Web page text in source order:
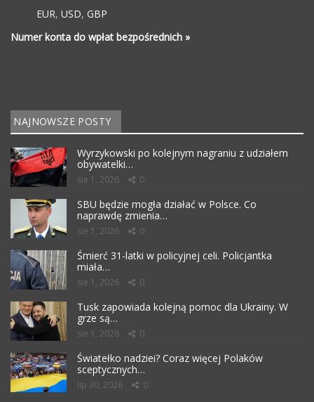
EUR, USD, GBP
Numer konta do wpłat bezpośrednich »
NAJNOWSZE POSTY
Wyrzykowski po kolejnym nagraniu z udziałem
obywatelki…
sie 1, 2026 0
SBU będzie mogła działać w Polsce. Co
naprawdę zmienia…
sie 1, 2026 0
Śmierć 31-latki w policyjnej celi. Policjantka
miała…
sie 1, 2026 0
Tusk zapowiada kolejną pomoc dla Ukrainy. W
grze są…
sie 1, 2026 0
Światełko nadziei? Coraz więcej Polaków
sceptycznych…
lip 30, 2026 0